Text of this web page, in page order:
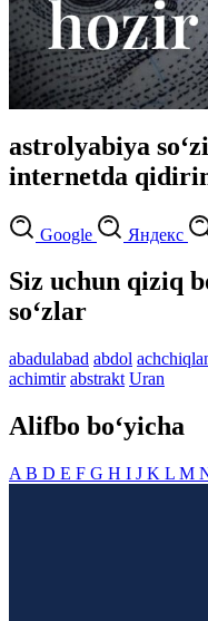
astrolyabiya
internetda
Google Яндекс
Siz uchun qiziq
so‘zlar
abadulabad abdol
achimtir abstrakt Uran
Alifbo bo‘yicha
A B D E F G H I J K L M